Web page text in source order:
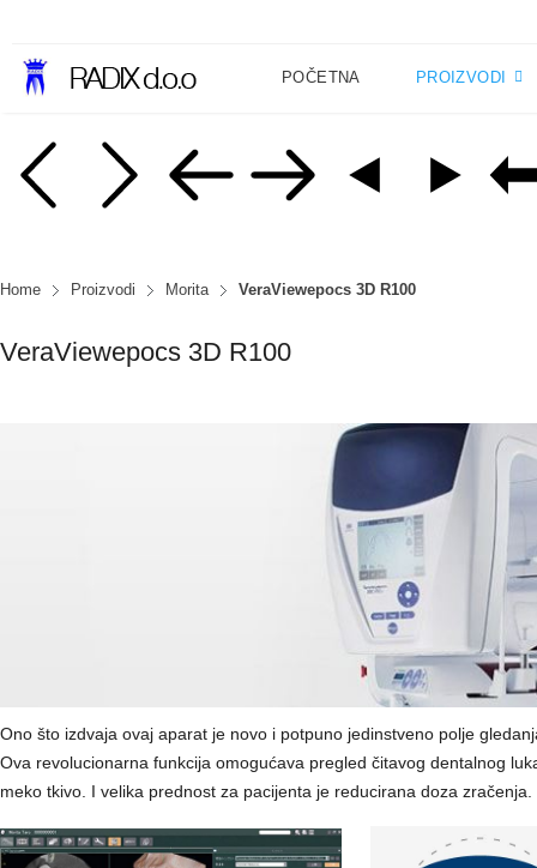
POČETNA PROIZVODI
Home Proizvodi Morita VeraViewepocs 3D R100
VeraViewepocs 3D R100
Ono što izdvaja ovaj aparat je novo i potpuno jedinstveno polje
Ova revolucionarna funkcija omogućava pregled čitavog dentalnog
meko tkivo. I velika prednost za pacijenta je reducirana doza zračenja.